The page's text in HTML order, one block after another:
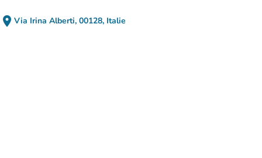
place Via Irina Alberti, 00128, Italie
(abrir en Google Maps)
(nueva pestaña)